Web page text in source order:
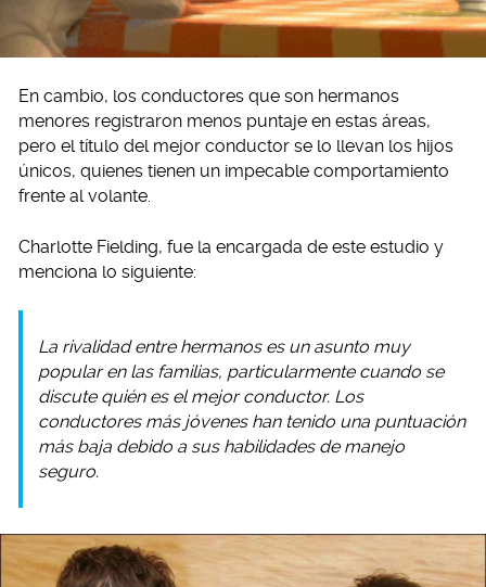
En cambio, los conductores que son hermanos
menores registraron menos puntaje en estas áreas,
pero el título del mejor conductor se lo llevan los hijos
únicos, quienes tienen un impecable comportamiento
frente al volante.
Charlotte Fielding, fue la encargada de este estudio y
menciona lo siguiente:
La rivalidad entre hermanos es un asunto muy
popular en las familias, particularmente cuando se
discute quién es el mejor conductor. Los
conductores más jóvenes han tenido una puntuación
más baja debido a sus habilidades de manejo
seguro.